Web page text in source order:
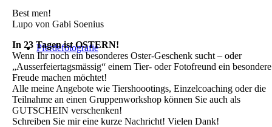
Pferdefotografie
Best men!
Lupo von Gabi Soenius
In 23 Tagen ist OSTERN!
Wenn Ihr noch ein besonderes Oster-Geschenk sucht – oder
„Ausserfeiertagsmässig“ einem Tier- oder Fotofreund ein besondere
Freude machen möchtet!
Alle meine Angebote wie Tiershoootings, Einzelcoaching oder die
Teilnahme an einen Gruppenworkshop können Sie auch als
GUTSCHEIN verschenken!
Schreiben Sie mir eine kurze Nachricht! Vielen Dank!